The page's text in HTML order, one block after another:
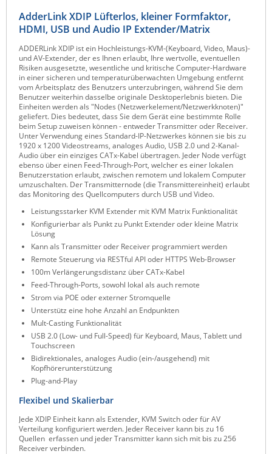
Riello UPS
Server Technology
Siretta
SIRIO Antenne
Sunbird
Tactical Software
TEKTELIC
Teltonika
Unwired Networks
Vision
WATTECO
Westermo
Yuasa
ZPE Systems
News zu unseren Herstellern
AdderLink XDIP Lüfterlos, kleiner Formfaktor,
HDMI, USB und Audio IP Extender/Matrix
ADDERLink XDIP ist ein Hochleistungs-KVM-(Keyboard, Video, Maus)-
und AV-Extender, der es Ihnen erlaubt, Ihre wertvolle, eventuellen
Risiken ausgesetzte, wesentliche und kritische Computer-Hardware
in einer sicheren und temperaturüberwachten Umgebung entfernt
vom Arbeitsplatz des Benutzers unterzubringen, während Sie dem
Benutzer weiterhin dasselbe originale Desktoperlebnis bieten. Die
Einheiten werden als "Nodes (Netzwerkelement/Netzwerkknoten)"
geliefert. Dies bedeutet, dass Sie dem Gerät eine bestimmte Rolle
beim Setup zuweisen können - entweder Transmitter oder Receiver.
Unter Verwendung eines Standard-IP-Netzwerkes können sie bis zu
1920 x 1200 Videostreams, analoges Audio, USB 2.0 und 2-Kanal-
Audio über ein einziges CATx-Kabel übertragen. Jeder Node verfügt
ebenso über einen Feed-Through-Port, welcher es einer lokalen
Benutzerstation erlaubt, zwischen remotem und lokalem Computer
umzuschalten. Der Transmitternode (die Transmittereinheit) erlaubt
das Monitoring des Quellcomputers durch USB und Video.
Leistungsstarker KVM Extender mit KVM Matrix Funktionalität
Konfigurierbar als Punkt zu Punkt Extender oder kleine Matrix
Lösung
Kann als Transmitter oder Receiver programmiert werden
Remote Steuerung via RESTful API oder HTTPS Web-Browser
100m Verlängerungsdistanz über CATx-Kabel
Feed-Through-Ports, sowohl lokal als auch remote
Strom via POE oder externer Stromquelle
Unterstütz eine hohe Anzahl an Endpunkten
Mult-Casting Funktionalität
USB 2.0 (Low- und Full-Speed) für Keyboard, Maus, Tablett und
Touchscreen
Bidirektionales, analoges Audio (ein-/ausgehend) mit
Kopfhörerunterstützung
Plug-and-Play
Flexibel und Skalierbar
Jede XDIP Einheit kann als Extender, KVM Switch oder für AV
Verteilung konfiguriert werden. Jeder Receiver kann bis zu 16
Quellen erfassen und jeder Transmitter kann sich mit bis zu 256
Receiver verbinden.